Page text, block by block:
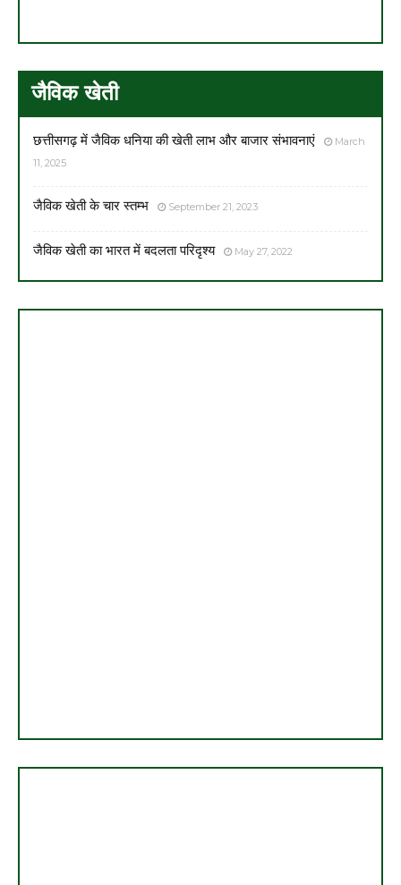
जैविक खेती
छत्तीसगढ़ में जैविक धनिया की खेती लाभ और बाजार संभावनाएं
March
11, 2025
जैविक खेती के चार स्तम्भ September 21, 2023
जैविक खेती का भारत में बदलता परिदृश्य May 27, 2022